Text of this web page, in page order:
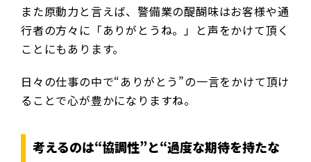
また原動力と言えば、警備業の醍醐味はお客様や通
行者の方々に「ありがとうね。」と声をかけて頂く
ことにもあります。
日々の仕事の中で“ありがとう”の一言をかけて頂け
ることで心が豊かになりますね。
考えるのは“協調性”と“過度な期待を持たな